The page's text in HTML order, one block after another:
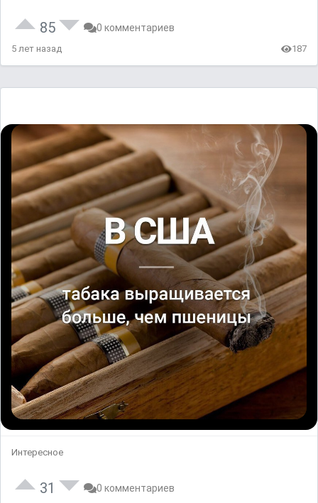
85 0 комментариев
5 лет назад 187
Интересное
31 0 комментариев